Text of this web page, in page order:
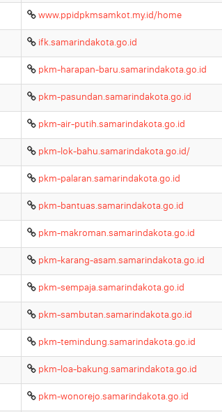
www.ppidpkmsamkot.my.id/home
ifk.samarindakota.go.id
pkm-harapan-baru.samarindakota.go.id
pkm-pasundan.samarindakota.go.id
pkm-air-putih.samarindakota.go.id
pkm-lok-bahu.samarindakota.go.id/
pkm-palaran.samarindakota.go.id
pkm-bantuas.samarindakota.go.id
pkm-makroman.samarindakota.go.id
pkm-karang-asam.samarindakota.go.id
pkm-sempaja.samarindakota.go.id
pkm-sambutan.samarindakota.go.id
pkm-temindung.samarindakota.go.id
pkm-loa-bakung.samarindakota.go.id
pkm-wonorejo.samarindakota.go.id